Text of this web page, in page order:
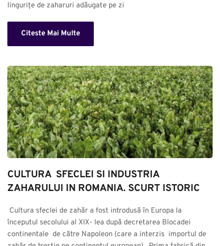
lingurițe de zaharuri adăugate pe zi
Citeste Mai Multe
CULTURA  SFECLEI SI INDUSTRIA
ZAHARULUI IN ROMANIA. SCURT ISTORIC
începutul secolului al XIX- lea după decretarea Blocadei
continentale  de către Napoleon (care a interzis  importul de